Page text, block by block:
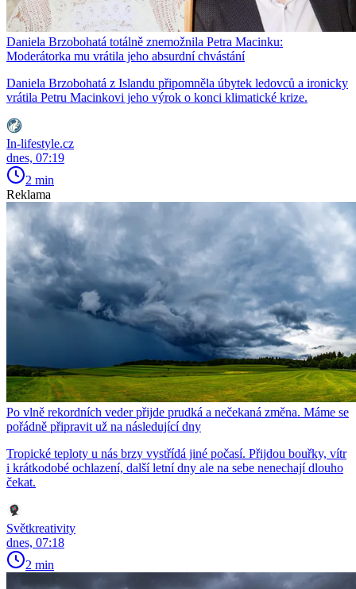
Daniela Brzobohatá totálně znemožnila Petra Macinku:
Moderátorka mu vrátila jeho absurdní chvástání
Daniela Brzobohatá z Islandu připomněla úbytek ledovců a ironicky
vrátila Petru Macinkovi jeho výrok o konci klimatické krize.
In-lifestyle.cz
dnes, 07:19
2 min
Reklama
Po vlně rekordních veder přijde prudká a nečekaná změna. Máme se
pořádně připravit už na následující dny
Tropické teploty u nás brzy vystřídá jiné počasí. Přijdou bouřky, vítr
i krátkodobé ochlazení, další letní dny ale na sebe nenechají dlouho
čekat.
Světkreativity
dnes, 07:18
2 min